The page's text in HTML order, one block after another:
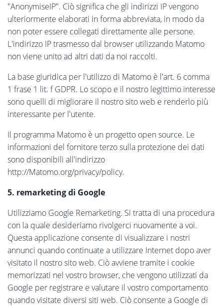
"AnonymiseIP". Ciò significa che gli indirizzi IP vengono
ulteriormente elaborati in forma abbreviata, in modo da
non poter essere collegati direttamente alle persone.
L'indirizzo IP trasmesso dal browser utilizzando Matomo
non viene unito ad altri dati da noi raccolti.
La base giuridica per l'utilizzo di Matomo è l'art. 6 comma
1 frase 1 lit. f GDPR. Lo scopo e il nostro legittimo interesse
sono quelli di migliorare il nostro sito web e renderlo più
interessante per l'utente.
Il programma Matomo è un progetto open source. Le
informazioni del fornitore terzo sulla protezione dei dati
sono disponibili all'indirizzo
http://Matomo.org/privacy/policy.
5. remarketing di Google
Utilizziamo Google Remarketing. Si tratta di una procedura
con la quale desideriamo rivolgerci nuovamente a voi.
Questa applicazione consente di visualizzare i nostri
annunci quando continuate a utilizzare Internet dopo aver
visitato il nostro sito web. Ciò avviene tramite i cookie
memorizzati nel vostro browser, che vengono utilizzati da
Google per registrare e valutare il vostro comportamento
quando visitate diversi siti web. Ciò consente a Google di